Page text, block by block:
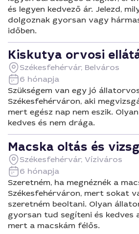
és legyen kedvező ár. Jelezd,
dolgoznak gyorsan vagy
időben.
Kiskutya orvosi
Székesfehérvár, Belváros
6 hónapja
Szükségem van egy jó
Székesfehérváron, aki
mert egész nap nem eszik.
kedves és nem drága.
Macska oltás és
Székesfehérvár, Víziváros
6 hónapja
Szeretném, ha megnéznék a
Székesfehérváron, mert sokat
szeretném beoltani. Olyan
gyorsan tud segíteni és kedves
mert a macskám félős.